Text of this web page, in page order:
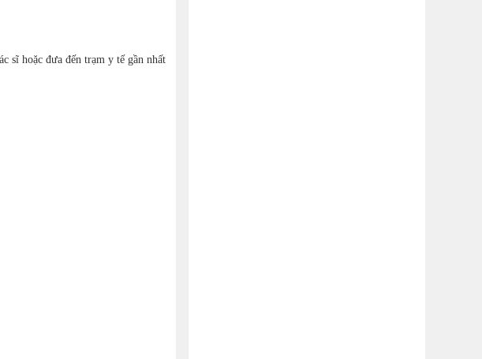
sĩ hoặc đưa đến trạm y tế gần nhất